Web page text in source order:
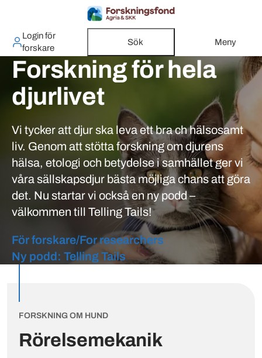
Login för
forskare
Sök Meny
Forskning för hela
djurlivet
Vi tycker att djur ska leva ett bra ch hälsosamt
liv. Genom att stötta forskning om djurens
hälsa, etologi och betydelse i samhället ger vi
våra sällskapsdjur bästa möjliga chans att göra
det. Nu startar vi också en ny podd –
välkommen till Telling Tails!
För forskare/For researchers
Ny podd: Telling Tails
Utvalda inlägg
Rörelsemekanik
FORSKNING OM HUND